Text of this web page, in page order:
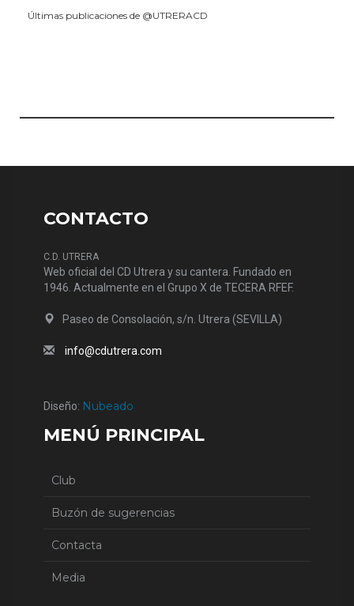
Últimas publicaciones de @UTRERACD
CONTACTO
C.D. UTRERA
Web oficial del CD Utrera y su cantera. Fundado en
1946. Actualmente en el Grupo X de TECERA RFEF.
Paseo de Consolación, s/n. Utrera (SEVILLA)
info@cdutrera.com
Diseño: Nubeado
MENÚ PRINCIPAL
Club
Buzón de sugerencias
Contacta
Media